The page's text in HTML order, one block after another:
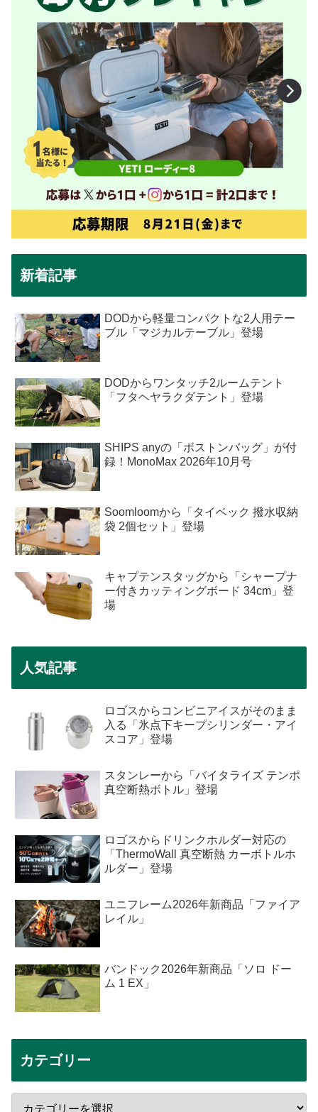
新着記事
DODから軽量コンパクトな2人用テー
ブル「マジカルテーブル」登場
DODからワンタッチ2ルームテント
「フタヘヤラクダテント」登場
SHIPS anyの「ボストンバッグ」が付
録！MonoMax 2026年10月号
Soomloomから「タイベック 撥水収納
袋 2個セット」登場
キャプテンスタッグから「シャープナ
ー付きカッティングボード 34cm」登
場
人気記事
ロゴスからコンビニアイスがそのまま
入る「氷点下キープシリンダー・アイ
スコア」登場
スタンレーから「バイタライズ テンポ
真空断熱ボトル」登場
ロゴスからドリンクホルダー対応の
「ThermoWall 真空断熱 カーボトルホ
ルダー」登場
ユニフレーム2026年新商品「ファイア
レイル」
バンドック2026年新商品「ソロ ドー
ム 1 EX」
カテゴリー